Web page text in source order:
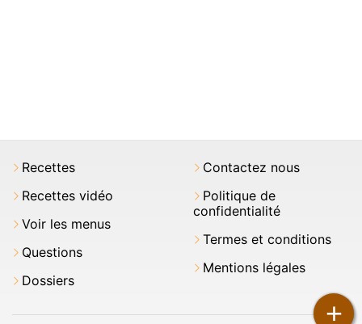
+
Recettes
Recettes vidéo
Voir les menus
Questions
Dossiers
Contactez nous
Politique de
confidentialité
Termes et conditions
Mentions légales